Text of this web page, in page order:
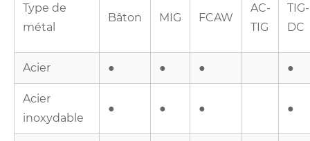
Type de
métal
Bâton MIG FCAW
AC-
TIG
TIG-
DC
Acier ● ● ● ●
Acier
inoxydable
● ● ● ●